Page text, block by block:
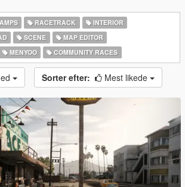
RACETRACK
INTERIOR
SCENE
MAP EDITOR
MENYOO COMMUNITY RACES
Sorter efter: Mest likede